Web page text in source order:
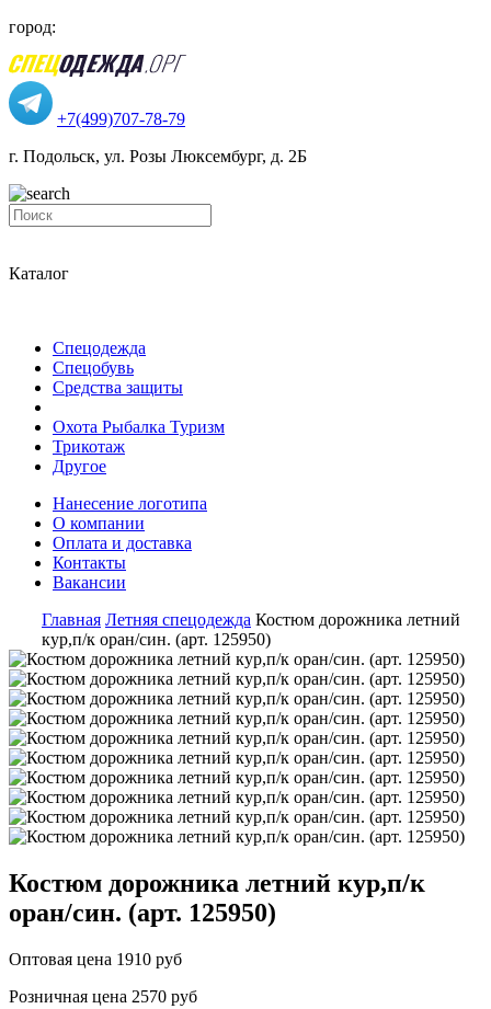
город:
+7(499)707-78-79
г. Подольск, ул. Розы Люксембург, д. 2Б
Каталог
Спецодежда
Спецобувь
Средства защиты
Охота Рыбалка Туризм
Трикотаж
Другое
Нанесение логотипа
О компании
Оплата и доставка
Контакты
Вакансии
Главная Летняя спецодежда Костюм дорожника летний
кур,п/к оран/син. (арт. 125950)
Костюм дорожника летний кур,п/к
оран/син. (арт. 125950)
Оптовая цена 1910 руб
Розничная цена 2570 руб